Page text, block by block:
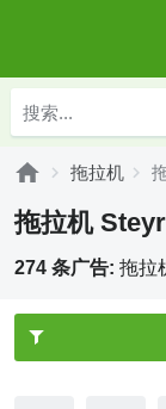
拖拉机
拖拉机 Steyr
274 条广告: 拖拉